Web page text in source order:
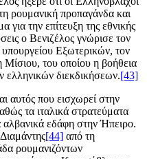
ρουμανική προπαγάνδα και
για την επίτευξη της εθνικής
ο Βενιζέλος γνώρισε τον
Εξωτερικών, τον
του οποίου η βοήθεια
ελληνικών διεκδικήσεων.[43]
αυτός που εισχωρεί στην
τα ιταλικά στρατεύματα
αλβανικά εδάφη στην Ήπειρο.
[44] από τη
ρουμανιζόντων